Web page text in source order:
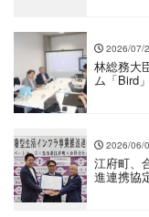
2026/07/
林総務大
ム「Bird
2026/06/
江府町、
進連携協